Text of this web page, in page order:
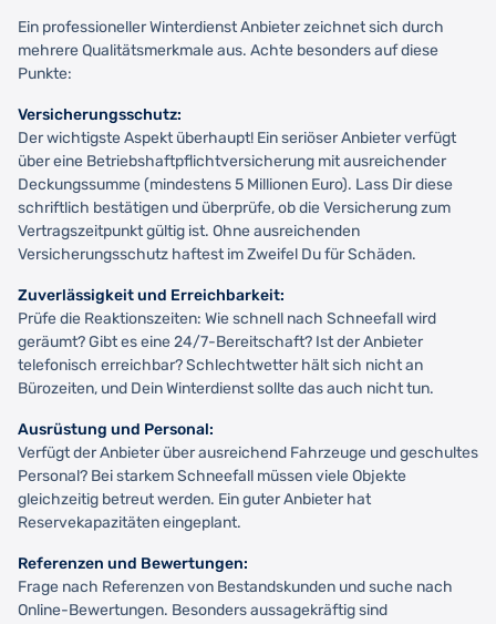
Ein professioneller Winterdienst Anbieter zeichnet sich durch
mehrere Qualitätsmerkmale aus. Achte besonders auf diese
Punkte:
Versicherungsschutz:
Der wichtigste Aspekt überhaupt! Ein seriöser Anbieter verfügt
über eine Betriebshaftpflichtversicherung mit ausreichender
Deckungssumme (mindestens 5 Millionen Euro). Lass Dir diese
schriftlich bestätigen und überprüfe, ob die Versicherung zum
Vertragszeitpunkt gültig ist. Ohne ausreichenden
Versicherungsschutz haftest im Zweifel Du für Schäden.
Zuverlässigkeit und Erreichbarkeit:
Prüfe die Reaktionszeiten: Wie schnell nach Schneefall wird
geräumt? Gibt es eine 24/7-Bereitschaft? Ist der Anbieter
telefonisch erreichbar? Schlechtwetter hält sich nicht an
Bürozeiten, und Dein Winterdienst sollte das auch nicht tun.
Ausrüstung und Personal:
Verfügt der Anbieter über ausreichend Fahrzeuge und geschultes
Personal? Bei starkem Schneefall müssen viele Objekte
gleichzeitig betreut werden. Ein guter Anbieter hat
Reservekapazitäten eingeplant.
Referenzen und Bewertungen:
Frage nach Referenzen von Bestandskunden und suche nach
Online-Bewertungen. Besonders aussagekräftig sind